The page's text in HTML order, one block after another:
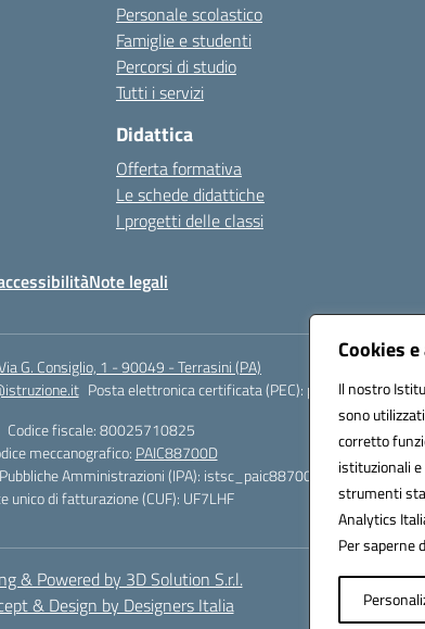
Cookies
Il nostro
sono
corretto
istituzionali
strumenti
Analytics
Per saperne
Personale scolastico
Famiglie e studenti
Percorsi di studio
Tutti i servizi
Didattica
Offerta formativa
Le schede didattiche
I progetti delle classi
Note legali
G. Consiglio, 1 - 90049 - Terrasini (PA)
Posta elettronica certificata (PEC):
Codice fiscale: 80025710825
meccanografico: PAIC88700D
Amministrazioni (IPA): istsc_paic88700d
unico di fatturazione (CUF): UF7LHF
& Powered by 3D Solution S.r.l.
& Design by Designers Italia